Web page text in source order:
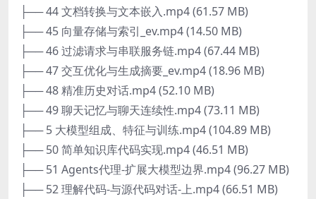
├── 44 文档转换与文本嵌入.mp4 (61.57 MB)
├── 45 向量存储与索引_ev.mp4 (14.50 MB)
├── 46 过滤请求与串联服务链.mp4 (67.44 MB)
├── 47 交互优化与生成摘要_ev.mp4 (18.96 MB)
├── 48 精准历史对话.mp4 (52.10 MB)
├── 49 聊天记忆与聊天连续性.mp4 (73.11 MB)
├── 5 大模型组成、特征与训练.mp4 (104.89 MB)
├── 50 简单知识库代码实现.mp4 (46.51 MB)
├── 51 Agents代理-扩展大模型边界.mp4 (96.27 MB)
├── 52 理解代码-与源代码对话-上.mp4 (66.51 MB)